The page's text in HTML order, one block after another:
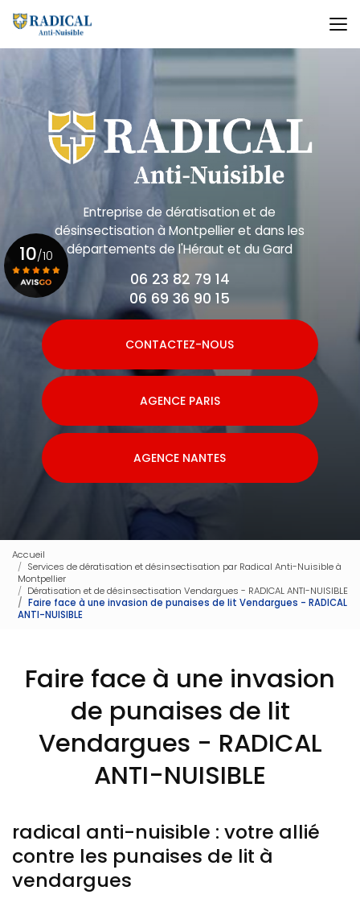
au
contenu
principal
Entreprise de dératisation et de
désinsectisationà Montpellier et dans les
départements de l'Héraut et du Gard
06 23 82 79 14
06 69 36 90 15
CONTACTEZ-NOUS
AGENCE PARIS
AGENCE NANTES
10/10
Voir le certificat
Accueil
Services de dératisation et désinsectisation par Radical Anti-Nuisible à
Montpellier
Dératisation et de désinsectisation Vendargues - RADICAL ANTI-NUISIBLE
Faire face à une invasion de punaises de lit Vendargues - RADICAL
ANTI-NUISIBLE
Faire face à une invasion
de punaises de lit
Vendargues - RADICAL
ANTI-NUISIBLE
radical anti-nuisible : votre allié
contre les punaises de lit à
vendargues